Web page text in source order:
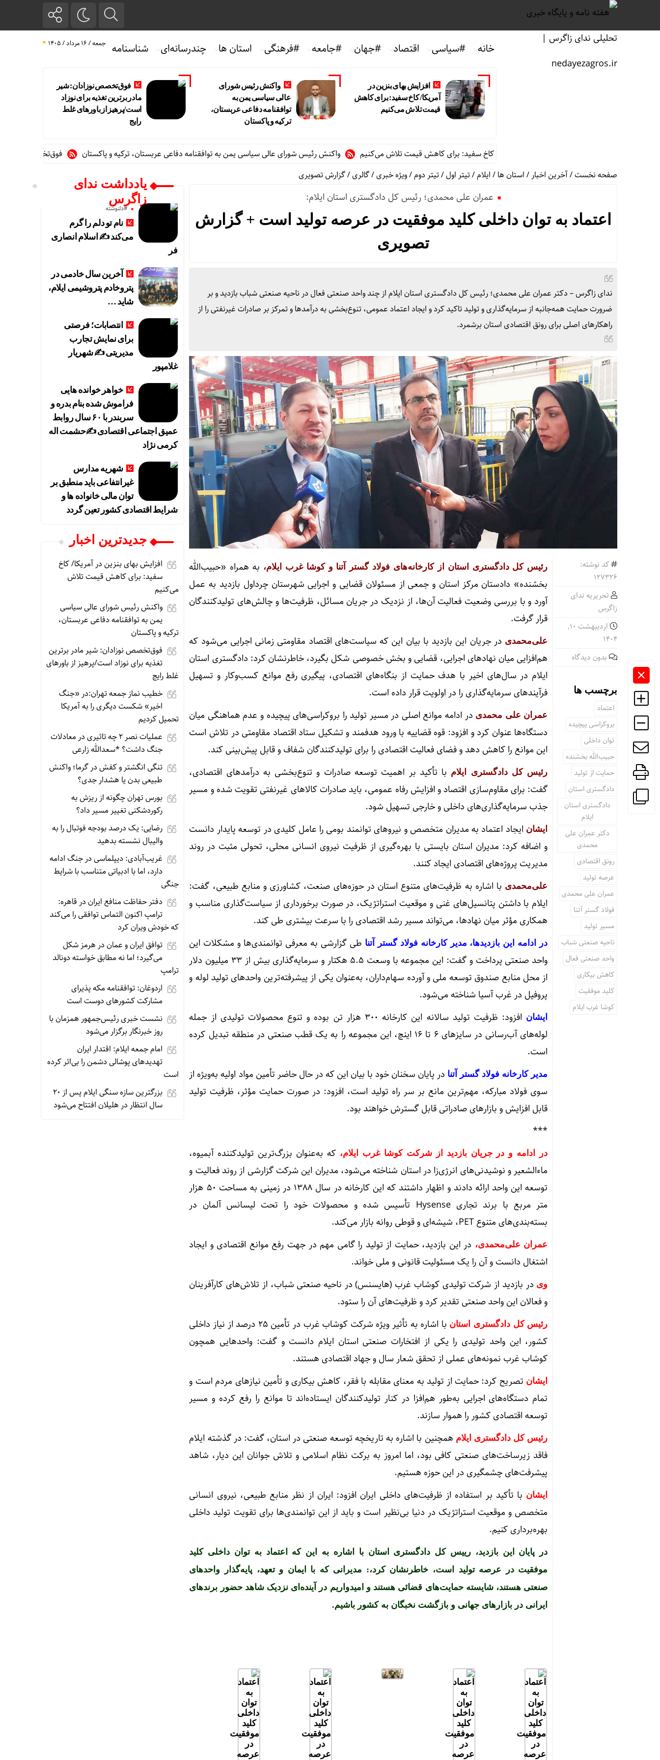
خانه #سیاسی اقتصاد #جهان #جامعه #فرهنگی استان ها چندرسانه‌ای شناسنامه جمعه / ۱۶ مرداد / ۱۴۰۵
افزایش بهای بنزین در
آمریکا/ کاخ سفید: برای کاهش
قیمت تلاش می‌کنیم
واکنش رئیس شورای
عالی سیاسی یمن به
توافقنامه دفاعی عربستان،
ترکیه و پاکستان
فوق‌تخصص نوزادان: شیر
مادر برترین تغذیه برای نوزاد
است/پرهیز از باورهای غلط
رایج
افزایش بهای بنزین در آمریکا/ کاخ سفید: برای کاهش قیمت تلاش می‌کنیم واکنش رئیس شورای عالی سیاسی یمن به توافقنامه دفاعی عربستان، ترکیه و پاکستان
فوق‌تخصص نوزادان: شیر
صفحه نخست/آخرین اخبار/استان ها/ایلام/تیتر اول/تیتر دوم/ویژه خبری/گالری/گزارش تصویری
عمران علی محمدی؛ رئیس کل دادگستری استان ایلام:
اعتماد به توان داخلی کلید موفقیت در عرصه تولید است + گزارش
تصویری
ندای زاگرس – دکتر عمران علی محمدی؛ رئیس کل دادگستری استان ایلام از چند واحد صنعتی فعال در ناحیه صنعتی شباب بازدید و بر
ضرورت حمایت همه‌جانبه از سرمایه‌گذاری و تولید تاکید کرد و ایجاد اعتماد عمومی، تنوع‌بخشی به درآمدها و تمرکز بر صادرات غیرنفتی را از
راهکارهای اصلی برای رونق اقتصادی استان برشمرد.
کد نوشته:
127326
تحریریه ندای
زاگرس
اردیبهشت ۱۰,
۱۴۰۴
بدون دیدگاه
برچسب ها
اعتماد
بروکراسی پیچیده
توان داخلی
حبیب‌الله بخشنده
حمایت از تولید
دادگستری استان
دادگستری استان
ایلام
دکتر عمران علی
محمدی
رونق اقتصادی
عرصه تولید
عمران علی محمدی
فولاد گستر آتنا
مسیر تولید
ناحیه صنعتی شباب
واحد صنعتی فعال
کاهش بیکاری
کلید موفقیت
کوشا غرب ایلام
رئیس کل دادگستری استان از کارخانه‌های فولاد گستر آتنا و کوشا غرب ایلام، به همراه «حبیب‌الله
بخشنده» دادستان مرکز استان و جمعی از مسئولان قضایی و اجرایی شهرستان چرداول بازدید به عمل
آورد و با بررسی وضعیت فعالیت آن‌ها، از نزدیک در جریان مسائل، ظرفیت‌ها و چالش‌های تولیدکنندگان
قرار گرفت.
علی‌محمدی در جریان این بازدید با بیان این که سیاست‌های اقتصاد مقاومتی زمانی اجرایی می‌شود که
هم‌افزایی میان نهادهای اجرایی، قضایی و بخش خصوصی شکل بگیرد، خاطرنشان کرد: دادگستری استان
ایلام در سال‌های اخیر با هدف حمایت از بنگاه‌های اقتصادی، پیگیری رفع موانع کسب‌وکار و تسهیل
فرآیندهای سرمایه‌گذاری را در اولویت قرار داده است.
عمران علی محمدی در ادامه موانع اصلی در مسیر تولید را بروکراسی‌های پیچیده و عدم هماهنگی میان
دستگاه‌ها عنوان کرد و افزود: قوه قضاییه با ورود هدفمند و تشکیل ستاد اقتصاد مقاومتی در تلاش است
این موانع را کاهش دهد و فضای فعالیت اقتصادی را برای تولیدکنندگان شفاف و قابل پیش‌بینی کند.
رئیس کل دادگستری ایلام با تأکید بر اهمیت توسعه صادرات و تنوع‌بخشی به درآمدهای اقتصادی،
گفت: برای مقاوم‌سازی اقتصاد و افزایش رفاه عمومی، باید صادرات کالاهای غیرنفتی تقویت شده و مسیر
جذب سرمایه‌گذاری‌های داخلی و خارجی تسهیل شود.
ایشان ایجاد اعتماد به مدیران متخصص و نیروهای توانمند بومی را عامل کلیدی در توسعه پایدار دانست
و اضافه کرد: مدیران استان بایستی با بهره‌گیری از ظرفیت نیروی انسانی محلی، تحولی مثبت در روند
مدیریت پروژه‌های اقتصادی ایجاد کنند.
علی‌محمدی با اشاره به ظرفیت‌های متنوع استان در حوزه‌های صنعت، کشاورزی و منابع طبیعی، گفت:
ایلام با داشتن پتانسیل‌های غنی و موقعیت استراتژیک، در صورت برخورداری از سیاست‌گذاری مناسب و
همکاری مؤثر میان نهادها، می‌تواند مسیر رشد اقتصادی را با سرعت بیشتری طی کند.
در ادامه این بازدیدها، مدیر کارخانه فولاد گستر آتنا طی گزارشی به معرفی توانمندی‌ها و مشکلات این
واحد صنعتی پرداخت و گفت: این مجموعه با وسعت ۵.۵ هکتار و سرمایه‌گذاری بیش از ۳۳ میلیون دلار
از محل منابع صندوق توسعه ملی و آورده سهام‌داران، به‌عنوان یکی از پیشرفته‌ترین واحدهای تولید لوله و
پروفیل در غرب آسیا شناخته می‌شود.
ایشان
افزود: ظرفیت تولید سالانه این کارخانه ۳۰۰ هزار تن بوده و تنوع محصولات تولیدی از جمله
لوله‌های آب‌رسانی در سایزهای ۶ تا ۱۶ اینچ، این مجموعه را به یک قطب صنعتی در منطقه تبدیل کرده
است.
مدیر کارخانه فولاد گستر آتنا در پایان سخنان خود با بیان این که در حال حاضر تأمین مواد اولیه به‌ویژه از
سوی فولاد مبارکه، مهم‌ترین مانع بر سر راه تولید است، افزود: در صورت حمایت مؤثر، ظرفیت تولید
قابل افزایش و بازارهای صادراتی قابل گسترش خواهند بود.
***
در ادامه و در جریان بازدید از شرکت کوشا غرب ایلام، که به‌عنوان بزرگ‌ترین تولیدکننده آبمیوه،
ماءالشعیر و نوشیدنی‌های انرژی‌زا در استان شناخته می‌شود، مدیران این شرکت گزارشی از روند فعالیت و
توسعه این واحد ارائه دادند و اظهار داشتند که این کارخانه در سال ۱۳۸۸ در زمینی به مساحت ۵۰ هزار
متر مربع با برند تجاری Hysense تأسیس شده و محصولات خود را تحت لیسانس آلمان در
بسته‌بندی‌های متنوع PET، شیشه‌ای و قوطی روانه بازار می‌کند.
عمران علی‌محمدی، در این بازدید، حمایت از تولید را گامی مهم در جهت رفع موانع اقتصادی و ایجاد
اشتغال دانست و آن را یک مسئولیت قانونی و ملی خواند.
وی در بازدید از شرکت تولیدی کوشاب غرب (هایسنس) در ناحیه صنعتی شباب، از تلاش‌های کارآفرینان
و فعالان این واحد صنعتی تقدیر کرد و ظرفیت‌های آن را ستود.
رئیس کل دادگستری استان
با اشاره به تأثیر ویژه شرکت کوشاب غرب در تأمین ۲۵ درصد از نیاز داخلی
کشور، این واحد تولیدی را یکی از افتخارات صنعتی استان ایلام دانست و گفت: واحدهایی همچون
کوشاب غرب نمونه‌های عملی از تحقق شعار سال و جهاد اقتصادی هستند.
ایشان تصریح کرد: حمایت از تولید به معنای مقابله با فقر، کاهش بیکاری و تأمین نیازهای مردم است و
تمام دستگاه‌های اجرایی به‌طور هم‌افزا در کنار تولیدکنندگان ایستاده‌اند تا موانع را رفع کرده و مسیر
توسعه اقتصادی کشور را هموار سازند.
رئیس کل دادگستری ایلام همچنین با اشاره به تاریخچه توسعه صنعتی در استان، گفت: در گذشته ایلام
فاقد زیرساخت‌های صنعتی کافی بود، اما امروز به برکت نظام اسلامی و تلاش جوانان این دیار، شاهد
پیشرفت‌های چشمگیری در این حوزه هستیم.
ایشان با تأکید بر استفاده از ظرفیت‌های داخلی ایران افزود: ایران از نظر منابع طبیعی، نیروی انسانی
متخصص و موقعیت استراتژیک در دنیا بی‌نظیر است و باید از این توانمندی‌ها برای تقویت تولید داخلی
بهره‌برداری کنیم.
در پایان این بازدید، رییس کل دادگستری استان با اشاره به این که اعتماد به توان داخلی کلید
موفقیت در عرصه تولید است، خاطرنشان کرد،: مدیرانی که با ایمان و تعهد، پایه‌گذار واحدهای
صنعتی هستند، شایسته حمایت‌های قضائی هستند و امیدواریم در آینده‌ای نزدیک شاهد حضور برندهای
ایرانی در بازارهای جهانی و بازگشت نخبگان به کشور باشیم.
یادداشت ندای
زاگرس
#دلنوشته
نام تو دلم را گرم
می‌کند ✍️ اسلام انصاری
فر
آخرین سال خادمی در
پتروخادم پتروشیمی ایلام،
شاید …
انتصابات؛ فرصتی
برای نمایش تجارب
مدیریتی ✍ شهریار
غلامپور
خواهر خوانده هایی
فراموش شده بنام بدره و
سربندر با ۶۰ سال روابط
عمیق اجتماعی اقتصادی ✍حشمت اله
کرمی نژاد
شهریه مدارس
غیرانتفاعی باید منطبق بر
توان مالی خانواده ها و
شرایط اقتصادی کشور تعین گردد
جديدترين اخبار
افزایش بهای بنزین در آمریکا/ کاخ
سفید: برای کاهش قیمت تلاش
می‌کنیم
واکنش رئیس شورای عالی سیاسی
یمن به توافقنامه دفاعی عربستان،
ترکیه و پاکستان
فوق‌تخصص نوزادان: شیر مادر برترین
تغذیه برای نوزاد است/پرهیز از باورهای
غلط رایج
خطیب نماز جمعه تهران:در «جنگ
اخیر» شکست دیگری را به آمریکا
تحمیل کردیم
عملیات نصر ۲ چه تاثیری در معادلات
جنگ داشت؟ *سعدالله زارعی
تنگی انگشتر و کفش در گرما؛ واکنش
طبیعی بدن یا هشدار جدی؟
بورس تهران چگونه از ریزش به
رکوردشکنی تغییر مسیر داد؟
رضایی: یک درصد بودجه فوتبال را به
والیبال نشسته بدهید
غریب‌آبادی: دیپلماسی در جنگ ادامه
دارد، اما با ادبیاتی متناسب با شرایط
جنگی
دفتر حفاظت منافع ایران در قاهره:
ترامپ اکنون التماس توافقی را می‌کند
که خودش ویران کرد
توافق ایران و عمان در هرمز شکل
می‌گیرد؛ اما نه مطابق خواسته دونالد
ترامپ
اردوغان: توافقنامه مکه پذیرای
مشارکت کشورهای دوست است
نشست خبری رئیس‌جمهور همزمان با
روز خبرنگار برگزار می‌شود
امام جمعه ایلام: اقتدار ایران
تهدیدهای پوشالی دشمن را بی‌اثر کرده
است
بزرگترین سازه سنگی ایلام پس از ۲۰
سال انتظار در هلیلان افتتاح می‌شود